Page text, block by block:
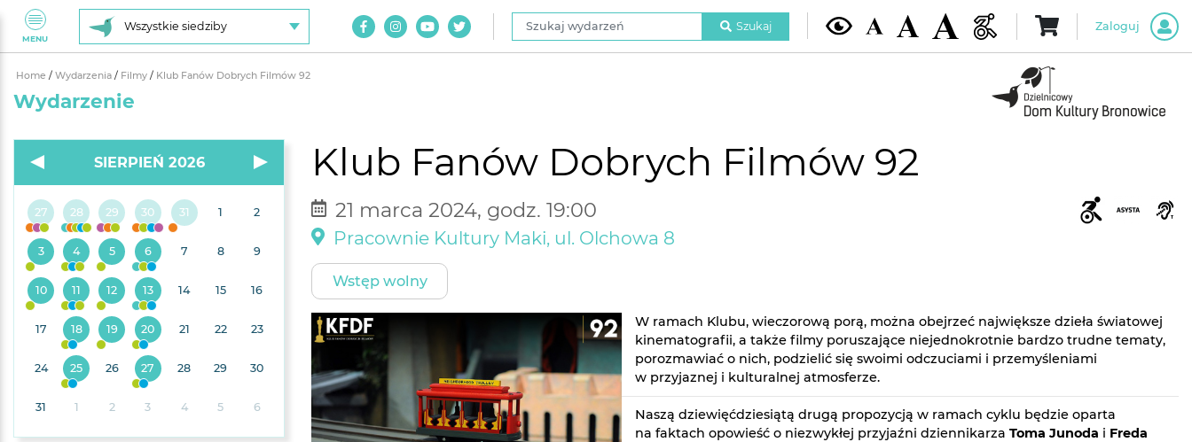
MENU
Wszystkie siedziby
Szukaj wydarzeń
Szukaj Zaloguj
Home / Wydarzenia / Filmy / Klub Fanów Dobrych Filmów 92
Wydarzenie
Klub Fanów Dobrych Filmów 92
21 marca 2024, godz. 19:00
Pracownie Kultury Maki, ul. Olchowa 8
Wstęp wolny
W ramach Klubu, wieczorową porą, można obejrzeć największe dzieła światowej
kinematografii, a także filmy poruszające niejednokrotnie bardzo trudne tematy,
porozmawiać o nich, podzielić się swoimi odczuciami i przemyśleniami
w przyjaznej i kulturalnej atmosferze.
Naszą dziewięćdziesiątą drugą propozycją w ramach cyklu będzie oparta
na faktach opowieść o niezwykłej przyjaźni dziennikarza Toma Junoda i Freda
SIERPIEŃ 2026
27 28 29 30 31 1 2
3 4 5 6 7 8 9
10 11 12 13 14 15 16
17 18 19 20 21 22 23
24 25 26 27 28 29 30
31 1 2 3 4 5 6